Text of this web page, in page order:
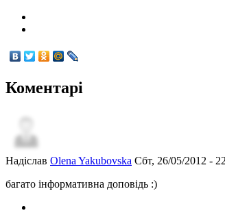
Коментарі
Надіслав Olena Yakubovska Сбт, 26/05/2012 -
багато інформативна доповідь :)